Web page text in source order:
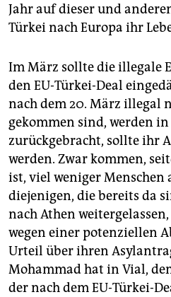
Jahr auf dieser und
Türkei nach Europa ihr
Im März sollte die illegale
den EU-Türkei-Deal
nach dem 20. März illegal
gekommen sind, werden
zurückgebracht, sollte ihr
werden. Zwar kommen,
ist, viel weniger Menschen
diejenigen, die bereits da
nach Athen
wegen einer potenziellen
Urteil über ihren
Mohammad hat in Vial,
der nach dem EU-Türkei-